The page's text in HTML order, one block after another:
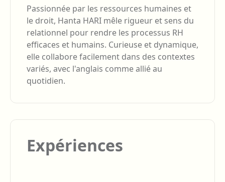
Passionnée par les ressources humaines et
le droit, Hanta HARI mêle rigueur et sens du
relationnel pour rendre les processus RH
efficaces et humains. Curieuse et dynamique,
elle collabore facilement dans des contextes
variés, avec l'anglais comme allié au
quotidien.
Expériences